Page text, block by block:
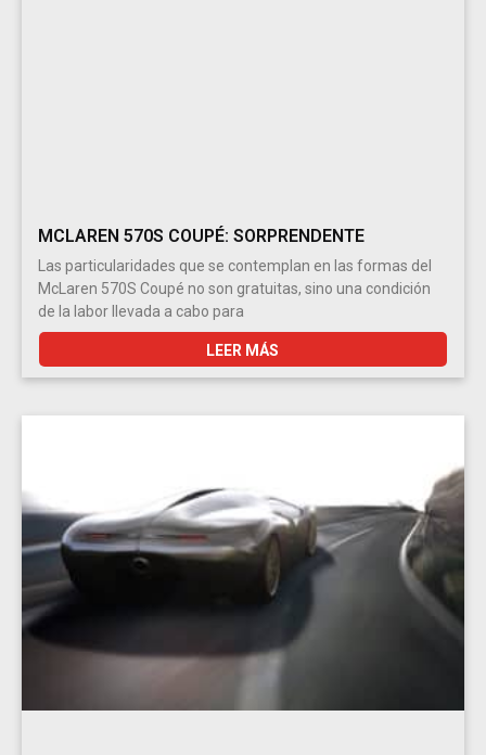
MCLAREN 570S COUPÉ: SORPRENDENTE
Las particularidades que se contemplan en las formas del
McLaren 570S Coupé no son gratuitas, sino una condición
de la labor llevada a cabo para
LEER MÁS